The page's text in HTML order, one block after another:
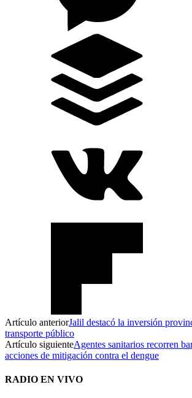
Artículo anteriorJalil destacó la inversión
transporte público
Artículo siguienteAgentes sanitarios recorren
acciones de mitigación contra el dengue
RADIO EN VIVO